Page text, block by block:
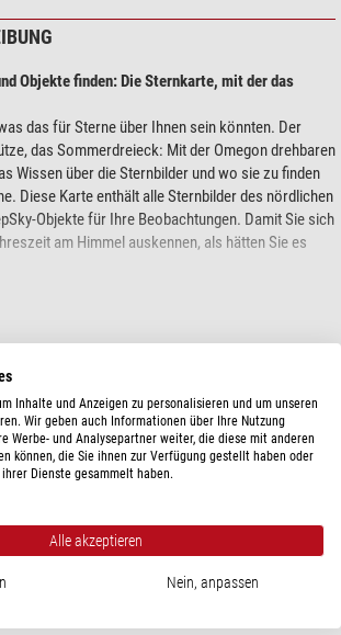
Objekte finden: Die Sternkarte, mit der das
das für Sterne über Ihnen sein könnten. Der
das Sommerdreieck: Mit der Omegon drehbaren
Wissen über die Sternbilder und wo sie zu finden
Diese Karte enthält alle Sternbilder des nördlichen
Objekte für Ihre Beobachtungen. Damit Sie sich
am Himmel auskennen, als hätten Sie es
für die Orientierung am Sternenhimmel, die Spaß
jedes Sternbild sicher erkennen.
einstellbar mit exakten und realistischen
und Minuten: Stellen Sie minutengenau den
jeder Zeit des Jahres, damit Sie auch genau sehen,
einstellen und innerhalb von wenigen Sekunden
wählen.
um alle zu finden
Sternkarte
Deutsch
Inhalte und Anzeigen zu personalisieren und um unseren
Wir geben auch Informationen über Ihre Nutzung
Werbe- und Analysepartner weiter, die diese mit anderen
können, die Sie ihnen zur Verfügung gestellt haben oder
Dienste gesammelt haben.
Alle akzeptieren
Nein, anpassen